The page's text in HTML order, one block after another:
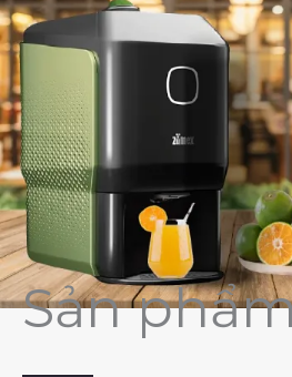
Sản